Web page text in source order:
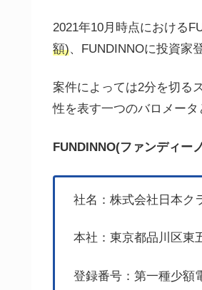
2021年10月時点における
額)、FUNDINNOに投資家
案件によっては2分を切る
性を表す一つのバロメータ
FUNDINNO(ファンディー
社名：株式会社日本ク
本社：東京都品川区東
登録番号：第一種少額